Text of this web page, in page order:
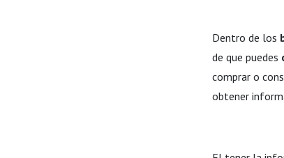
Dentro de los
de que puedes
comprar o
obtener